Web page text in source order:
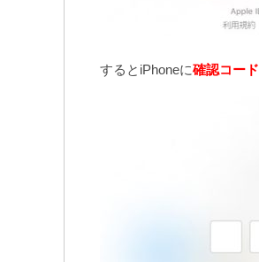
するとiPhoneに確認コード